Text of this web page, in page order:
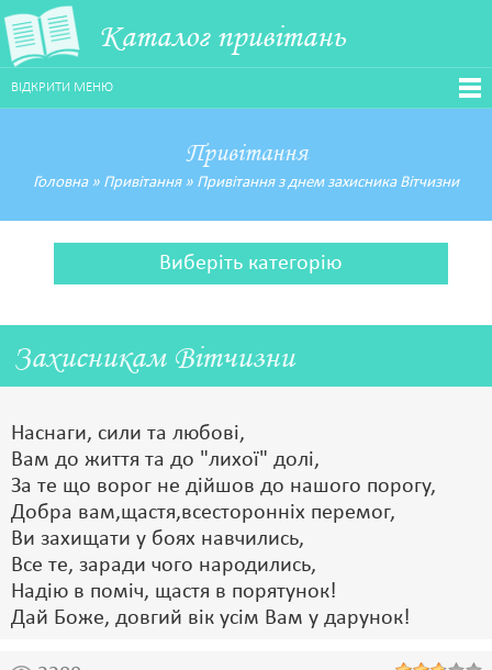
Каталог привітань
ВІДКРИТИ МЕНЮ
Привітання
Головна» Привітання» Привітання з днем захисника Вітчизни
Виберіть категорію
Захисникам Вітчизни
Наснаги, сили та любові,
Вам до життя та до "лихої" долі,
За те що ворог не дійшов до нашого порогу,
Добра вам,щастя,всесторонніх перемог,
Ви захищати у боях навчились,
Все те, заради чого народились,
Надію в поміч, щастя в порятунок!
Дай Боже, довгий вік усім Вам у дарунок!